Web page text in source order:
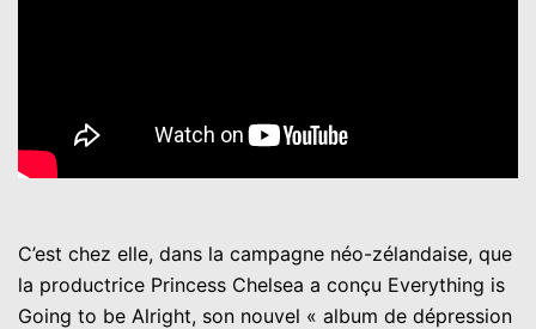
C’est chez elle, dans la campagne néo-zélandaise, que
la productrice Princess Chelsea a conçu Everything is
Going to be Alright, son nouvel « album de dépression